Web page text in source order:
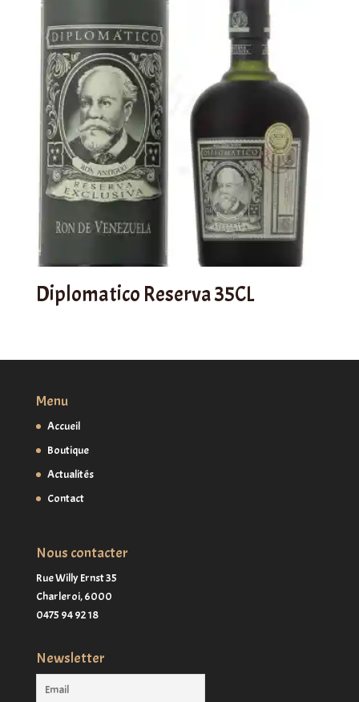
Diplomatico Reserva 35CL
Menu
Accueil
Boutique
Actualités
Contact
Nous contacter
Rue Willy Ernst 35
Charleroi,6000
0475 94 92 18
Newsletter